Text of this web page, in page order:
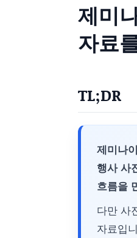
제미
자료
TL;DR
제미나
행사 사
흐름을
다만 사
자료입